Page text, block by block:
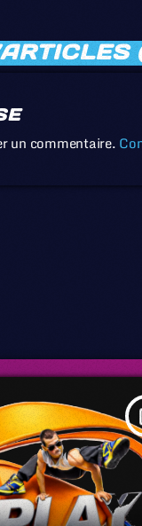
un commentaire.